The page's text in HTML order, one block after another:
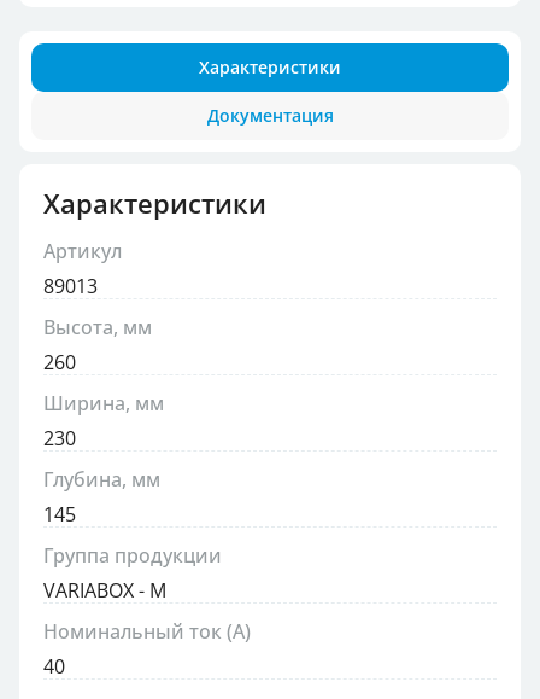
Характеристики
Документация
Характеристики
Артикул
89013
Высота, мм
260
Ширина, мм
230
Глубина, мм
145
Группа продукции
VARIABOX - M
Номинальный ток (А)
40